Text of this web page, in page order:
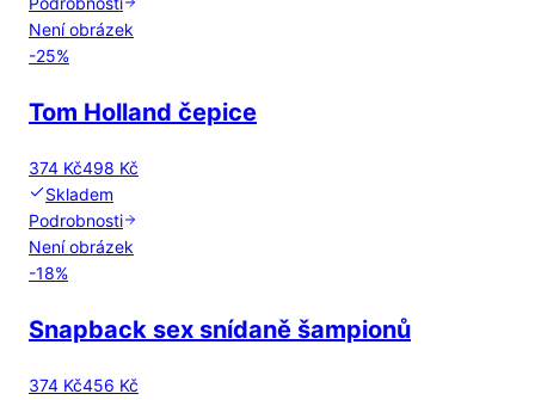
Není obrázek
-25%
Tom Holland čepice
374 Kč498 Kč
Skladem
Podrobnosti
Není obrázek
-18%
Snapback sex snídaně šampionů
374 Kč456 Kč